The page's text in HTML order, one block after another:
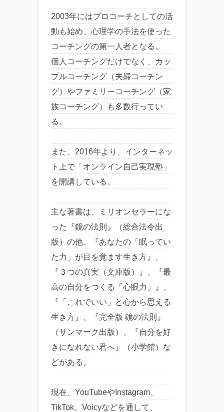
2003年にはプロコーチとしての活
動も始め、心理学の手法を使った
コーチングの第一人者となる。
個人コーチングだけでなく、カッ
プルコーチング（夫婦コーチン
グ）やファミリーコーチング（家
族コーチング）も多数行ってい
る。
また、2016年より、インターネッ
ト上で「オンライン自己実現塾」
を開講している。
主な著書は、ミリオンセラーにな
った『鏡の法則』（総合法令出
版）の他、『あなたの「眠ってい
た力」が目を覚ます生き方』、
『３つの真実（文庫版）』、『最
高の自分をつくる「心眼力」』、
『「これでいい」と心から思える
生き方』、『完全版 鏡の法則』
（サンマーク出版）、『自分を好
きになれない君へ』（小学館）な
どがある。
現在、YouTubeやInstagram、
TikTok、Voicyなどを通して、